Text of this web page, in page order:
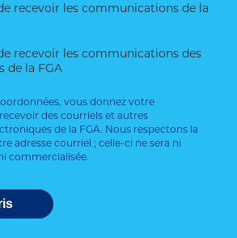
recevoir les communications de la
recevoir les communications des
de la FGA
vous donnez votre
des courriels et autres
de la FGA. Nous respectons la
adresse courriel ; celle-ci ne sera ni
commercialisée.